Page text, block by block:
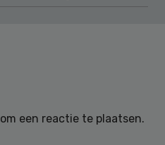
om een reactie te plaatsen.